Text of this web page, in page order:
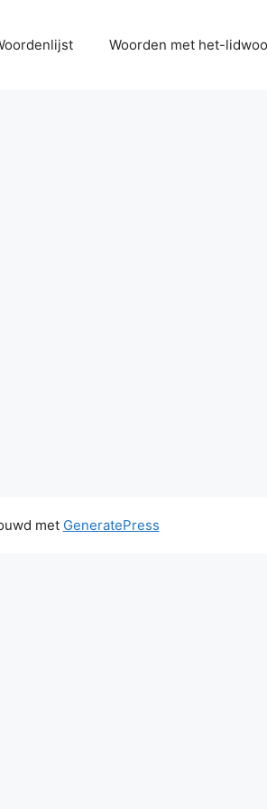
Woorden met het-
met GeneratePress